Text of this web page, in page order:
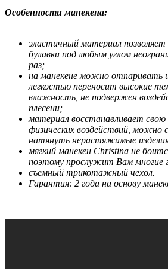
Особенности манекена:
эластичный материал
булавки под любым углом
раз;
на манекене можно
легкостью переносит высокие
влажность, не подвержен
плесени;
материал восстанавливает свою
физических воздействий,
натянуть нерастяжимые
мягкий манекен Christina не
поэтому прослужит Вам многие
съемный трикотажный чехол.
Гарантия: 2 года на основу